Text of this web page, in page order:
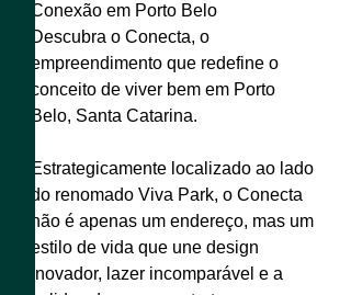
metro
quadrado
Conexão em Porto Belo
Descubra o Conecta, o
empreendimento que redefine o
conceito de viver bem em Porto
Belo, Santa Catarina.
Estrategicamente localizado ao lado
do renomado Viva Park, o Conecta
não é apenas um endereço, mas um
estilo de vida que une design
inovador, lazer incomparável e a